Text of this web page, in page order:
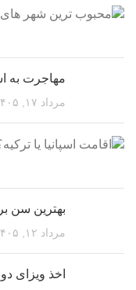
مهاجرت به
مرداد ۱۷, ۱۴۰۵
بهترین سن
مرداد ۱۲, ۱۴۰۵
اخذ ویزای